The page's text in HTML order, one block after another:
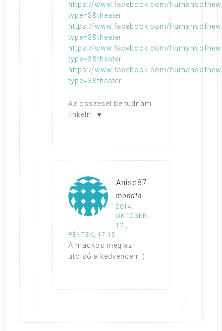
https://www.facebook.com/
type=3&theater
https://www.facebook.com/
type=3&theater
https://www.facebook.com/
type=3&theater
https://www.facebook.com/
type=3&theater
Az összeset be tudnám
linkelni. ♥
Anise87
mondta
2014.
OKTÓBER
17.,
PÉNTEK, 17:15
A mackós meg az
utolsó a kedvencem:)